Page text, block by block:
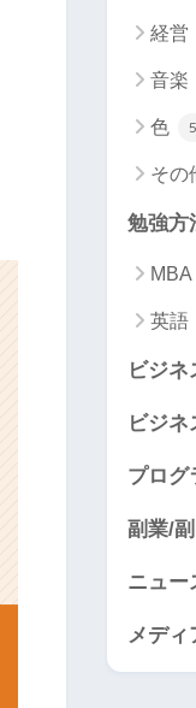
経営
音楽
色 5
その
勉強方
MBA
英語
ビジネ
ビジネ
プログ
副業/
ニュー
メディ